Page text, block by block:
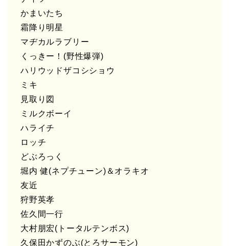
かまいたち
霜降り明星
マヂカルラブリー
くっきー！(野性爆弾)
ハリウッドザコシショウ
ミキ
見取り図
ミルクボーイ
ハライチ
ロッチ
どぶろっく
堀内 健(ネプチューン)＆オラキオ
友近
狩野英孝
佐久間一行
大村朋宏(トータルテンボス)
久保田かずのぶ(とろサーモン)